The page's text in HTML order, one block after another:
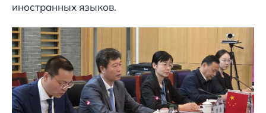
иностранных языков.